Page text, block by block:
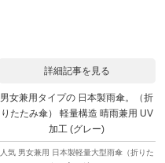
詳細記事を見る
男女兼用タイプの 日本製雨傘。（折
りたたみ傘） 軽量構造 晴雨兼用 UV
加工 (グレー)
人気 男女兼用 日本製軽量大型雨傘（折りた